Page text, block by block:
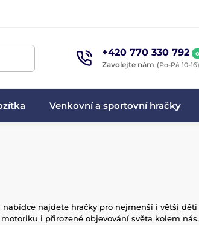
+420 770 330 792
Zavolejte nám (Po-Pá 10-16)
Venkovní a sportovní hračky
najdete hračky pro nejmenší i větší
i přirozené objevování světa kolem nás.